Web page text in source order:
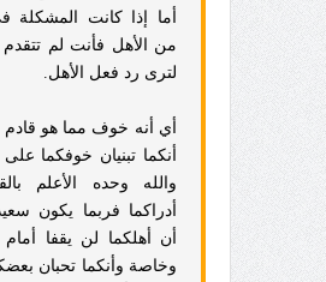
أما إذا كانت المشكلة
من الأهل فأنت لم تتقدم
لترى رد فعل الأهل.
أي أنه خوف مما هو قادم
أنكما تبنيان خوفكما
والله وحده الأعلم
أدراكما فربما يكون
أن أهلكما لن يقفا
وخاصة وأنكما تحبان